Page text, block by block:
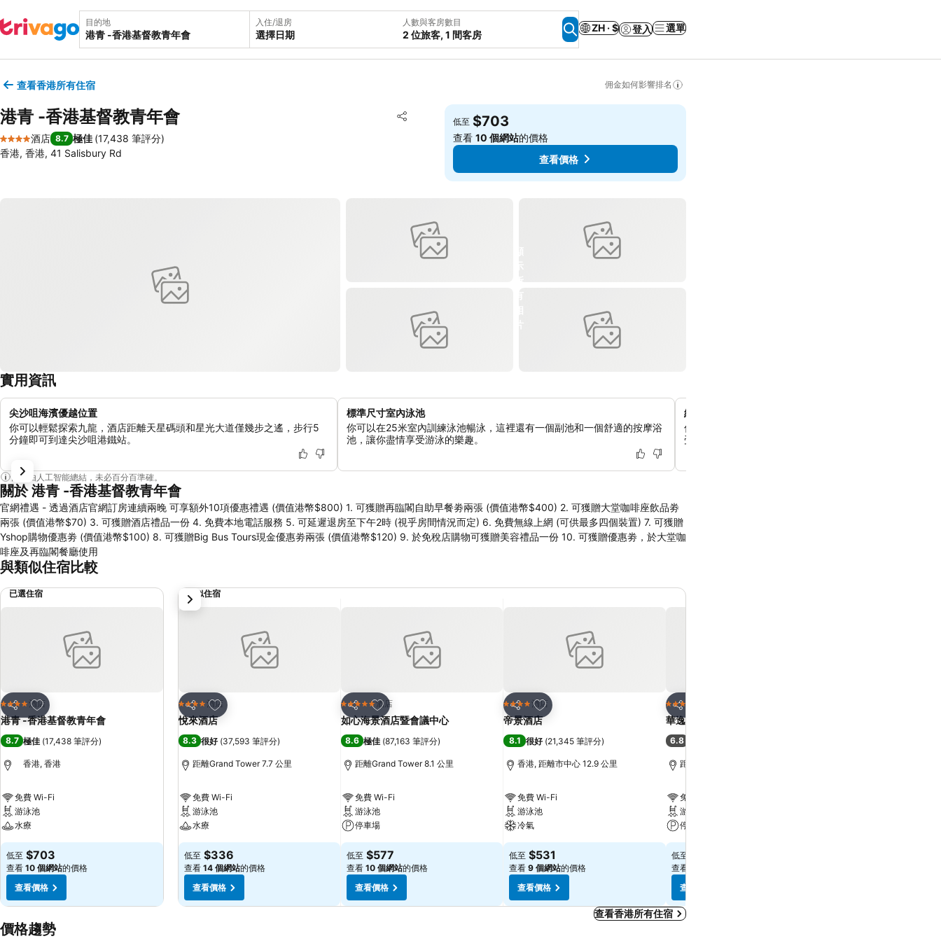
目的地 入住/退房
選擇日期
人數與客房數目
2 位旅客, 1 間客房
ZH · $ 登入 選單
查看香港所有住宿 佣金如何影響排名
港青 -香港基督教青年會 分享
放到收藏夾
4 星級
酒店 8.7 極佳 (17,438 筆評分)
香港, 香港, 41 Salisbury Rd
低至 $703
查看10 個網站的價格
查看價格
實用資訊
尖沙咀海濱優越位置
你可以輕鬆探索九龍，酒店距離天星碼頭和星光大道僅幾步之遙，步行5
分鐘即可到達尖沙咀港鐵站。
標準尺寸室內泳池
你可以在25米室內訓練泳池暢泳，這裡還有一個副池和一個舒適的按摩浴
池，讓你盡情享受游泳的樂趣。
維多利亞港標誌性美景
你可以在部分海景客房和套房中，舒適地欣賞每晚的幻彩
受最佳觀賞位置。
內容由人工智能總結，未必百分百準確。
關於 港青 -香港基督教青年會
官網禮遇 - 透過酒店官網訂房連續兩晚 可享額外10項優惠禮遇 (價值港幣$800) 1. 可獲贈再臨閣自助早餐劵兩張 (價值港幣$400) 2. 可獲贈大堂咖啡座飲品劵
兩張 (價值港幣$70) 3. 可獲贈酒店禮品一份 4. 免費本地電話服務 5. 可延遲退房至下午2時 (視乎房間情況而定) 6. 免費無線上網 (可供最多四個裝置) 7. 可獲贈
Yshop購物優惠劵 (價值港幣$100) 8. 可獲贈Big Bus Tours現金優惠劵兩張 (價值港幣$120) 9. 於免稅店購物可獲贈美容禮品一份 10. 可獲贈優惠劵，於大堂咖
啡座及再臨閣餐廳使用
與類似住宿比較
已選住宿
分享
放到收藏夾
4 星級 酒店
港青 -香港基督教青年會
8.7 極佳 (17,438 筆評分)
香港, 香港
免費 Wi-Fi
游泳池
水療
低至 $703
查看 10 個網站的價格
查看價格
類似住宿
分享
放到收藏夾
4 星級 酒店
悅來酒店
8.3 很好 (37,593 筆評分)
距離Grand Tower 7.7 公里
免費 Wi-Fi
游泳池
水療
低至 $336
查看 14 個網站的價格
查看價格
分享
放到收藏夾
5 星級 酒店
如心海景酒店暨會議中心
8.6 極佳 (87,163 筆評分)
距離Grand Tower 8.1 公里
免費 Wi-Fi
游泳池
停車場
低至 $577
查看 10 個網站的價格
查看價格
分享
放到收藏夾
4 星級 酒店
帝景酒店
8.1 很好 (21,345 筆評分)
香港, 距離市中心 12.9 公里
免費 Wi-Fi
游泳池
冷氣
低至 $531
查看 9 個網站的價格
查看價格
分享
3 星級
華逸酒店
6.8
距離Grand Tower 6.7 公里
免費 Wi-Fi
游泳池
停車場
低至
查看
查看價格
下一步
查看香港所有住宿
價格趨勢